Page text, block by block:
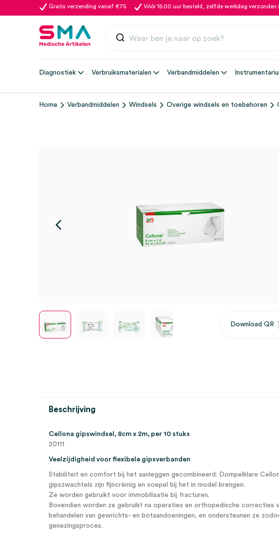
Gratis verzending vanaf €75 Vóór 15:00 uur besteld, zelfde werkdag verzonden
Diagnostiek Verbruiksmaterialen Verbandmiddelen
Home Verbandmiddelen Windsels Overige windsels en toebehoren
Download QR
Beschrijving
Cellona gipswindsel, 8cm x 2m, per 10 stuks
20111
Veelzijdigheid voor flexibele gipsverbanden
Stabiliteit en comfort bij het aanleggen gecombineerd: Dompelklare
gipszwachtels zijn fijncrèmig en soepel bij het in model brengen.
Ze worden gebruikt voor immobilisatie bij fracturen.
Bovendien worden ze gebruikt na operaties en orthopedische correcties
behandelen van gewrichts- en botaandoeningen, en ondersteunen ze
genezingsproces.